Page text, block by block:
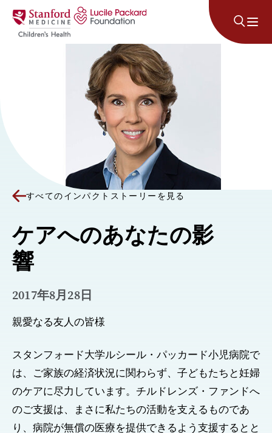
コンテンツにスキップ
すべてのインパクトストーリーを見る
ケアへのあなたの影
響
2017年8月28日
親愛なる友人の皆様
スタンフォード大学ルシール・パッカード小児病院で
は、ご家族の経済状況に関わらず、子どもたちと妊婦
のケアに尽力しています。チルドレンズ・ファンドへ
のご支援は、まさに私たちの活動を支えるものであ
り、病院が無償の医療を提供できるよう支援するとと